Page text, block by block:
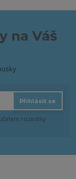
na Váš
Přihlásit se
rozesílky